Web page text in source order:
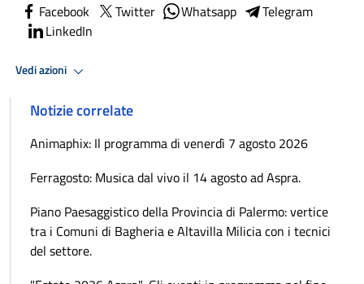
Facebook Twitter Whatsapp
Telegram
LinkedIn
Vedi azioni
Notizie correlate
Animaphix: Il programma di venerdì 7 agosto 2026
Ferragosto: Musica dal vivo il 14 agosto ad Aspra.
Piano Paesaggistico della Provincia di Palermo: vertice
tra i Comuni di Bagheria e Altavilla Milicia con i tecnici
del settore.